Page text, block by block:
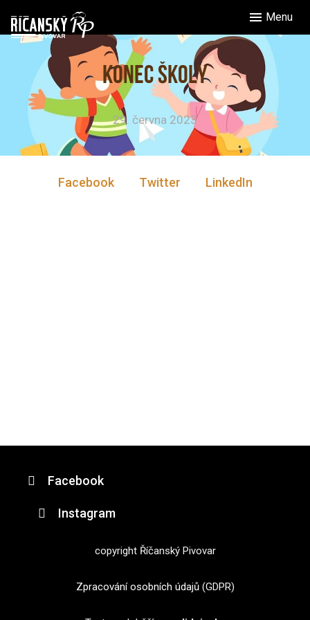
Menu
KONEC ŠKOLY
29. června 2023
Facebook Twitter LinkedIn
Facebook
Instagram
copyright Říčanský Pivovar
Zpracování osobních údajů(GDPR)